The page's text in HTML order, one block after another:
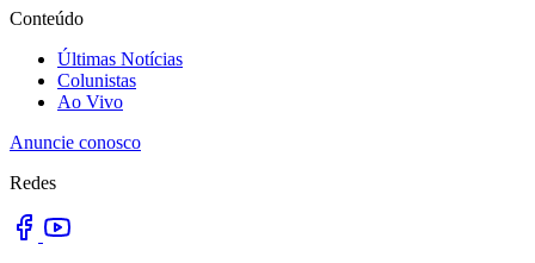
Conteúdo
Últimas Notícias
Colunistas
Ao Vivo
Anuncie conosco
Redes